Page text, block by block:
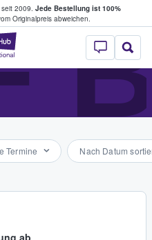
2009. Jede Bestellung ist 100%
Originalpreis abweichen.
StubHub - Wo
Termine Nach Datum
ab